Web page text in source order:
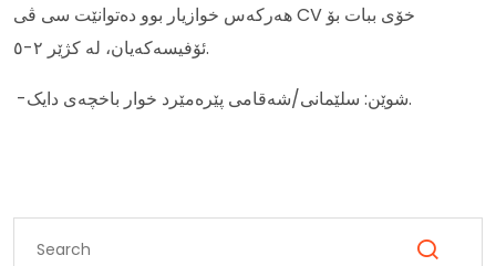
هەركەس خوازیار بوو دەتوانێت سی ڤی CV خۆی ببات بۆ
ئۆفیسەکەیان، لە کژێر ٢-٥.
-شوێن: سلێمانی/شەقامی پێرەمێرد خوار باخچەی دایک.